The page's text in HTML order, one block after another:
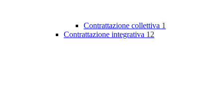
Contrattazione collettiva 1
Contrattazione integrativa 12